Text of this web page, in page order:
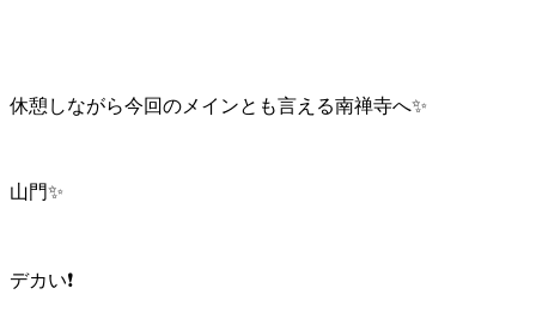
休憩しながら今回のメインとも言える南禅寺へ✨
山門✨
デカい❗